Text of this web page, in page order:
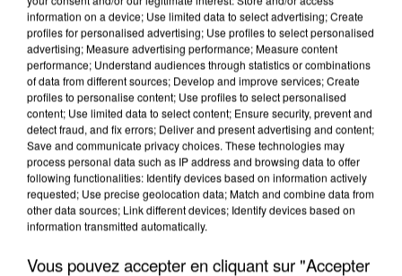
L’UN DES FONDATEURS SUPPOSÉS DE LA DZ
information on a device; Use limited data to select advertising; Create
profiles for personalised advertising; Use profiles to select personalised
advertising; Measure advertising performance; Measure content
performance; Understand audiences through statistics or combinations
of data from different sources; Develop and improve services; Create
profiles to personalise content; Use profiles to select personalised
content; Use limited data to select content; Ensure security, prevent and
detect fraud, and fix errors; Deliver and present advertising and content;
Save and communicate privacy choices. These technologies may
process personal data such as IP address and browsing data to offer
following functionalities: Identify devices based on information actively
requested; Use precise geolocation data; Match and combine data from
other data sources; Link different devices; Identify devices based on
information transmitted automatically.
Vous pouvez accepter en cliquant sur "Accepter